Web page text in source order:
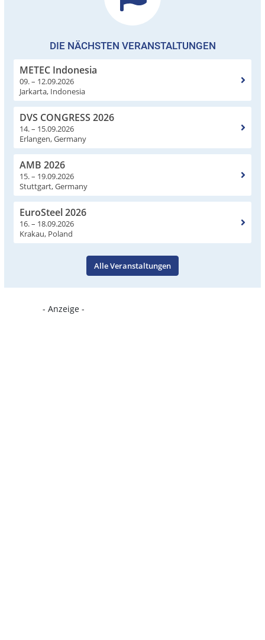
DIE NÄCHSTEN VERANSTALTUNGEN
METEC Indonesia
09. – 12.09.2026
Jarkarta, Indonesia
DVS CONGRESS 2026
14. – 15.09.2026
Erlangen, Germany
AMB 2026
15. – 19.09.2026
Stuttgart, Germany
EuroSteel 2026
16. – 18.09.2026
Krakau, Poland
Alle Veranstaltungen
- Anzeige -